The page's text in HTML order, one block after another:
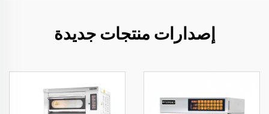
إصدارات منتجات جديدة